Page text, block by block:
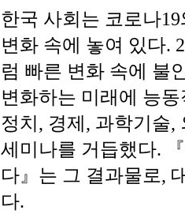
한국 사회는 코로나19
변화 속에 놓여 있다.
럼 빠른 변화 속에 불
변화하는 미래에 능
정치, 경제, 과학기술,
세미나를 거듭했다. 『
다』는 그 결과물로,
다.